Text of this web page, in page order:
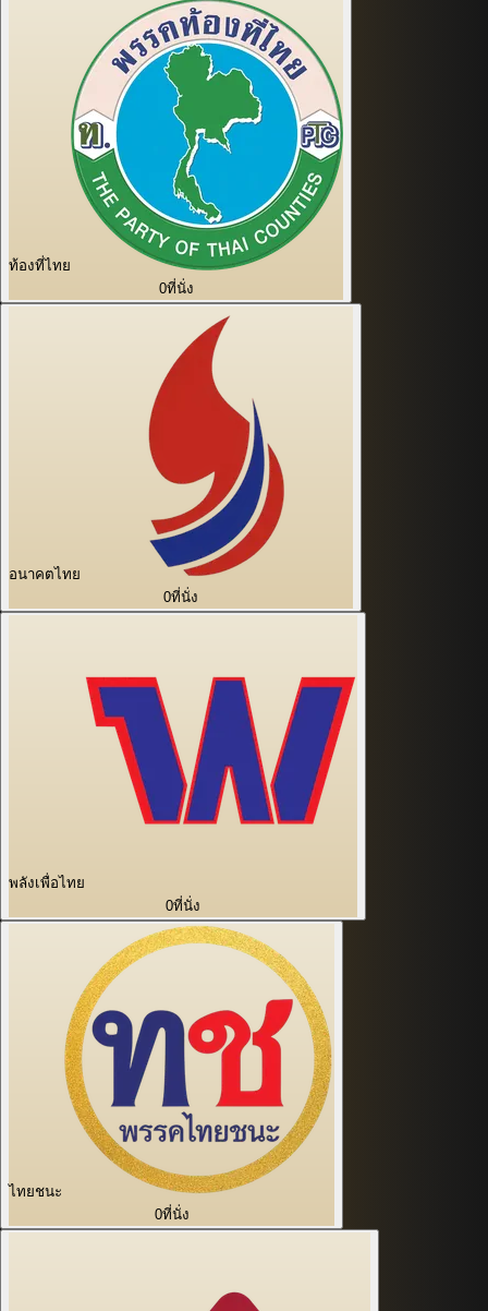
ท้องที่ไทย
0ที่นั่ง
อนาคตไทย
0ที่นั่ง
พลังเพื่อไทย
0ที่นั่ง
ไทยชนะ
0ที่นั่ง